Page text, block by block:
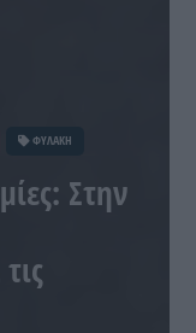
ΦΥΛΑΚΗ
Στην